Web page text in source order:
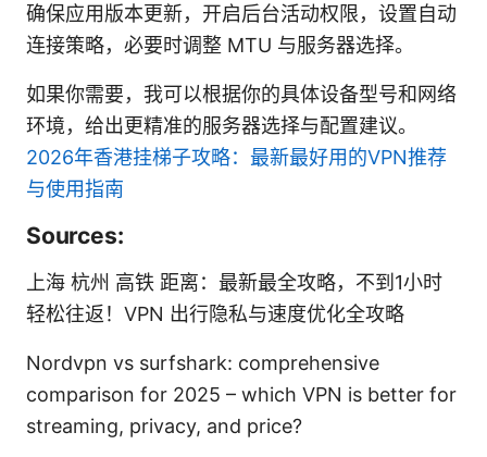
确保应用版本更新，开启后台活动权限，设置自动
连接策略，必要时调整 MTU 与服务器选择。
如果你需要，我可以根据你的具体设备型号和网络
环境，给出更精准的服务器选择与配置建议。
2026年香港挂梯子攻略：最新最好用的VPN推荐
与使用指南
Sources:
上海 杭州 高铁 距离：最新最全攻略，不到1小时
轻松往返！VPN 出行隐私与速度优化全攻略
Nordvpn vs surfshark: comprehensive
comparison for 2025 – which VPN is better for
streaming, privacy, and price?